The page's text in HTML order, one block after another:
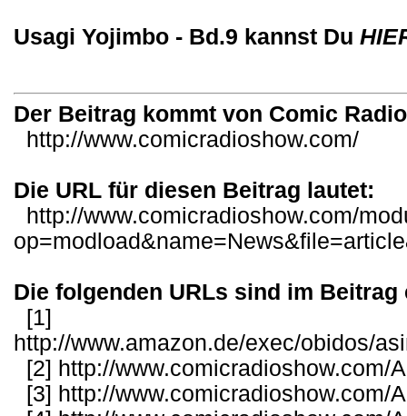
Usagi Yojimbo - Bd.9 kannst Du
Der Beitrag kommt von Comic
http://www.comicradioshow.com/
Die URL für diesen Beitrag lautet:
http://www.comicradioshow.com/
Die folgenden URLs sind im Beitrag
[1]
http://www.amazon.de/exec/obidos/
[2] http://www.comicradioshow.com/
[3] http://www.comicradioshow.com/